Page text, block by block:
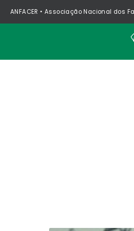
ANFACER • Associação Nacional dos